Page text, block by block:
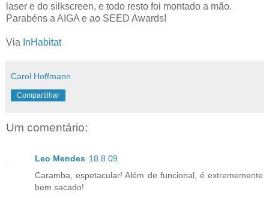
laser e do silkscreen, e todo resto foi montado a mão.
Parabéns a AIGA e ao SEED Awards!
Via InHabitat
Carol Hoffmann
Compartilhar
Um comentário:
Leo Mendes 18.8.09
Caramba, espetacular! Além de funcional, é extrememente
bem sacado!